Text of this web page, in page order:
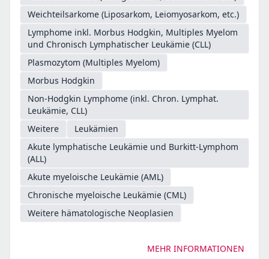
Weichteilsarkome (Liposarkom, Leiomyosarkom, etc.)
Lymphome inkl. Morbus Hodgkin, Multiples Myelom
und Chronisch Lymphatischer Leukämie (CLL)
Plasmozytom (Multiples Myelom)
Morbus Hodgkin
Non-Hodgkin Lymphome (inkl. Chron. Lymphat.
Leukämie, CLL)
Weitere
Leukämien
Akute lymphatische Leukämie und Burkitt-Lymphom
(ALL)
Akute myeloische Leukämie (AML)
Chronische myeloische Leukämie (CML)
Weitere hämatologische Neoplasien
MEHR INFORMATIONEN